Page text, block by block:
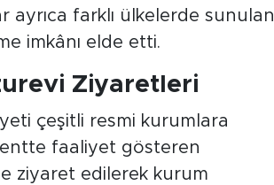
ayrıca farklı ülkelerde sunulan
imkânı elde etti.
Ziyaretleri
çeşitli resmi kurumlara
faaliyet gösteren
ziyaret edilerek kurum